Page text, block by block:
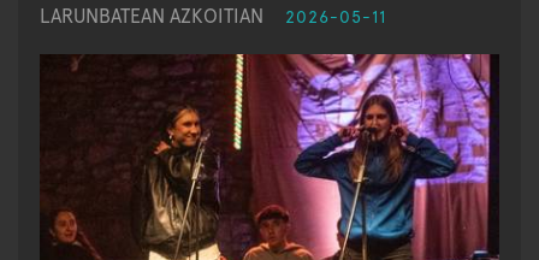
LARUNBATEAN AZKOITIAN
2026-05-11